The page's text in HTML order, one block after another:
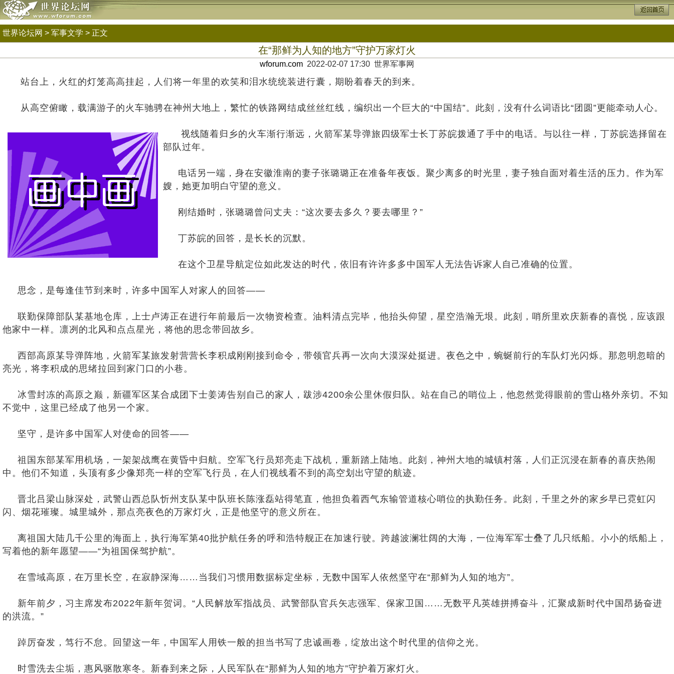
世界论坛网 > 军事文学 > 正文
在“那鲜为人知的地方”守护万家灯火
wforum.com 2022-02-07 17:30 世界军事网
站台上，火红的灯笼高高挂起，人们将一年里的欢笑和泪水统统装进行囊，期盼着春天的到来。
从高空俯瞰，载满游子的火车驰骋在神州大地上，繁忙的铁路网结成丝丝红线，编织出一个巨大的“中国结”。此刻，没有什么词语比“团圆”更能牵动人心。
视线随着归乡的火车渐行渐远，火箭军某导弹旅四级军士长丁苏皖拨通了手中的电话。与以往一样，丁苏皖选择留在
部队过年。
电话另一端，身在安徽淮南的妻子张璐璐正在准备年夜饭。聚少离多的时光里，妻子独自面对着生活的压力。作为军
嫂，她更加明白守望的意义。
刚结婚时，张璐璐曾问丈夫：“这次要去多久？要去哪里？”
丁苏皖的回答，是长长的沉默。
在这个卫星导航定位如此发达的时代，依旧有许许多多中国军人无法告诉家人自己准确的位置。
思念，是每逢佳节到来时，许多中国军人对家人的回答——
联勤保障部队某基地仓库，上士卢涛正在进行年前最后一次物资检查。油料清点完毕，他抬头仰望，星空浩瀚无垠。此刻，哨所里欢庆新春的喜悦，应该跟
他家中一样。凛冽的北风和点点星光，将他的思念带回故乡。
西部高原某导弹阵地，火箭军某旅发射营营长李积成刚刚接到命令，带领官兵再一次向大漠深处挺进。夜色之中，蜿蜒前行的车队灯光闪烁。那忽明忽暗的
亮光，将李积成的思绪拉回到家门口的小巷。
冰雪封冻的高原之巅，新疆军区某合成团下士姜涛告别自己的家人，跋涉4200余公里休假归队。站在自己的哨位上，他忽然觉得眼前的雪山格外亲切。不知
不觉中，这里已经成了他另一个家。
坚守，是许多中国军人对使命的回答——
祖国东部某军用机场，一架架战鹰在黄昏中归航。空军飞行员郑亮走下战机，重新踏上陆地。此刻，神州大地的城镇村落，人们正沉浸在新春的喜庆热闹
中。他们不知道，头顶有多少像郑亮一样的空军飞行员，在人们视线看不到的高空划出守望的航迹。
晋北吕梁山脉深处，武警山西总队忻州支队某中队班长陈涨磊站得笔直，他担负着西气东输管道核心哨位的执勤任务。此刻，千里之外的家乡早已霓虹闪
闪、烟花璀璨。城里城外，那点亮夜色的万家灯火，正是他坚守的意义所在。
离祖国大陆几千公里的海面上，执行海军第40批护航任务的呼和浩特舰正在加速行驶。跨越波澜壮阔的大海，一位海军军士叠了几只纸船。小小的纸船上，
写着他的新年愿望——“为祖国保驾护航”。
在雪域高原，在万里长空，在寂静深海……当我们习惯用数据标定坐标，无数中国军人依然坚守在“那鲜为人知的地方”。
新年前夕，习主席发布2022年新年贺词。“人民解放军指战员、武警部队官兵矢志强军、保家卫国……无数平凡英雄拼搏奋斗，汇聚成新时代中国昂扬奋进
的洪流。”
踔厉奋发，笃行不怠。回望这一年，中国军人用铁一般的担当书写了忠诚画卷，绽放出这个时代里的信仰之光。
时雪洗去尘垢，惠风驱散寒冬。新春到来之际，人民军队在“那鲜为人知的地方”守护着万家灯火。